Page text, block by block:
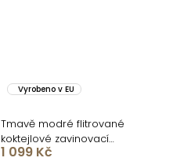
Vyrobeno v EU
Tmavě modré flitrované
koktejlové zavinovací
šaty ARDELE
1 099 Kč